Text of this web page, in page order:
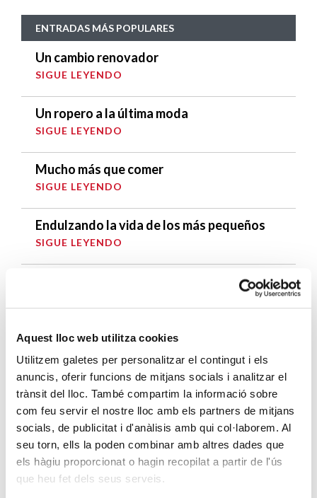
Aquest lloc web utilitza cookies
Utilitzem galetes per personalitzar el contingut i els
anuncis, oferir funcions de mitjans socials i analitzar el
trànsit del lloc. També compartim la informació sobre
com feu servir el nostre lloc amb els partners de mitjans
socials, de publicitat i d'anàlisis amb qui col·laborem. Al
seu torn, ells la poden combinar amb altres dades que
els hàgiu proporcionat o hagin recopilat a partir de l'ús
que heu fet dels seus serveis.
ENTRADAS MÁS POPULARES
Un cambio renovador
SIGUE LEYENDO
Un ropero a la última moda
SIGUE LEYENDO
Mucho más que comer
SIGUE LEYENDO
Endulzando la vida de los más pequeños
SIGUE LEYENDO
sostenible
SIGUE LEYENDO
Una visita de cine
SIGUE LEYENDO
Gota a gota… ¿se llena la bota?
SIGUE LEYENDO